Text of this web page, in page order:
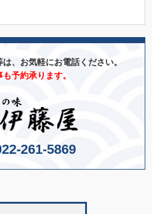
、お気軽にお電話ください。
予約承ります。
261-5869